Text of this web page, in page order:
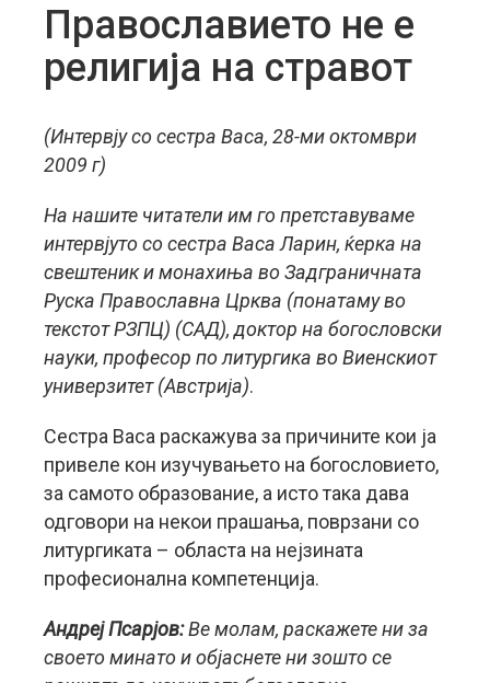
Православието не е
религија на стравот
(Интервју со сестра Васа, 28-ми октомври
2009 г)
На нашите читатели им го претставуваме
интервјуто со сестра Васа Ларин, ќерка на
свештеник и монахиња во Задграничната
Руска Православна Црква (понатаму во
текстот РЗПЦ) (САД), доктор на богословски
науки, професор по литургика во Виенскиот
универзитет (Австрија).
Сестра Васа раскажува за причините кои ја
привеле кон изучувањето на богословието,
за самото образование, а исто така дава
одговори на некои прашања, поврзани со
литургиката – областа на нејзината
професионална компетенција.
Андреј Псарјов:Ве молам, раскажете ни за
своето минато и објаснете ни зошто се